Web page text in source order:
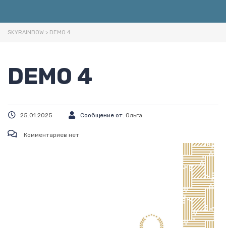
SKYRAINBOW > DEMO 4
DEMO 4
25.01.2025 Сообщение от: Ольга
Комментариев нет